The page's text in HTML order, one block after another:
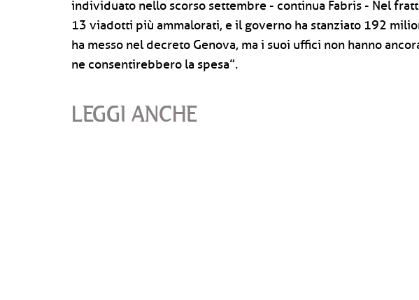
individuato nello scorso settembre - continua Fabris - Nel
13 viadotti più ammalorati, e il governo ha stanziato 192
ha messo nel decreto Genova, ma i suoi uffici non hanno
ne consentirebbero la spesa”.
LEGGI ANCHE